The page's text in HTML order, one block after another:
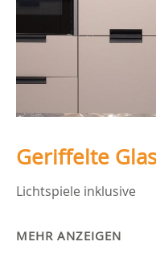
Geriffelte
Lichtspiele inklusive
MEHR ANZEIGEN